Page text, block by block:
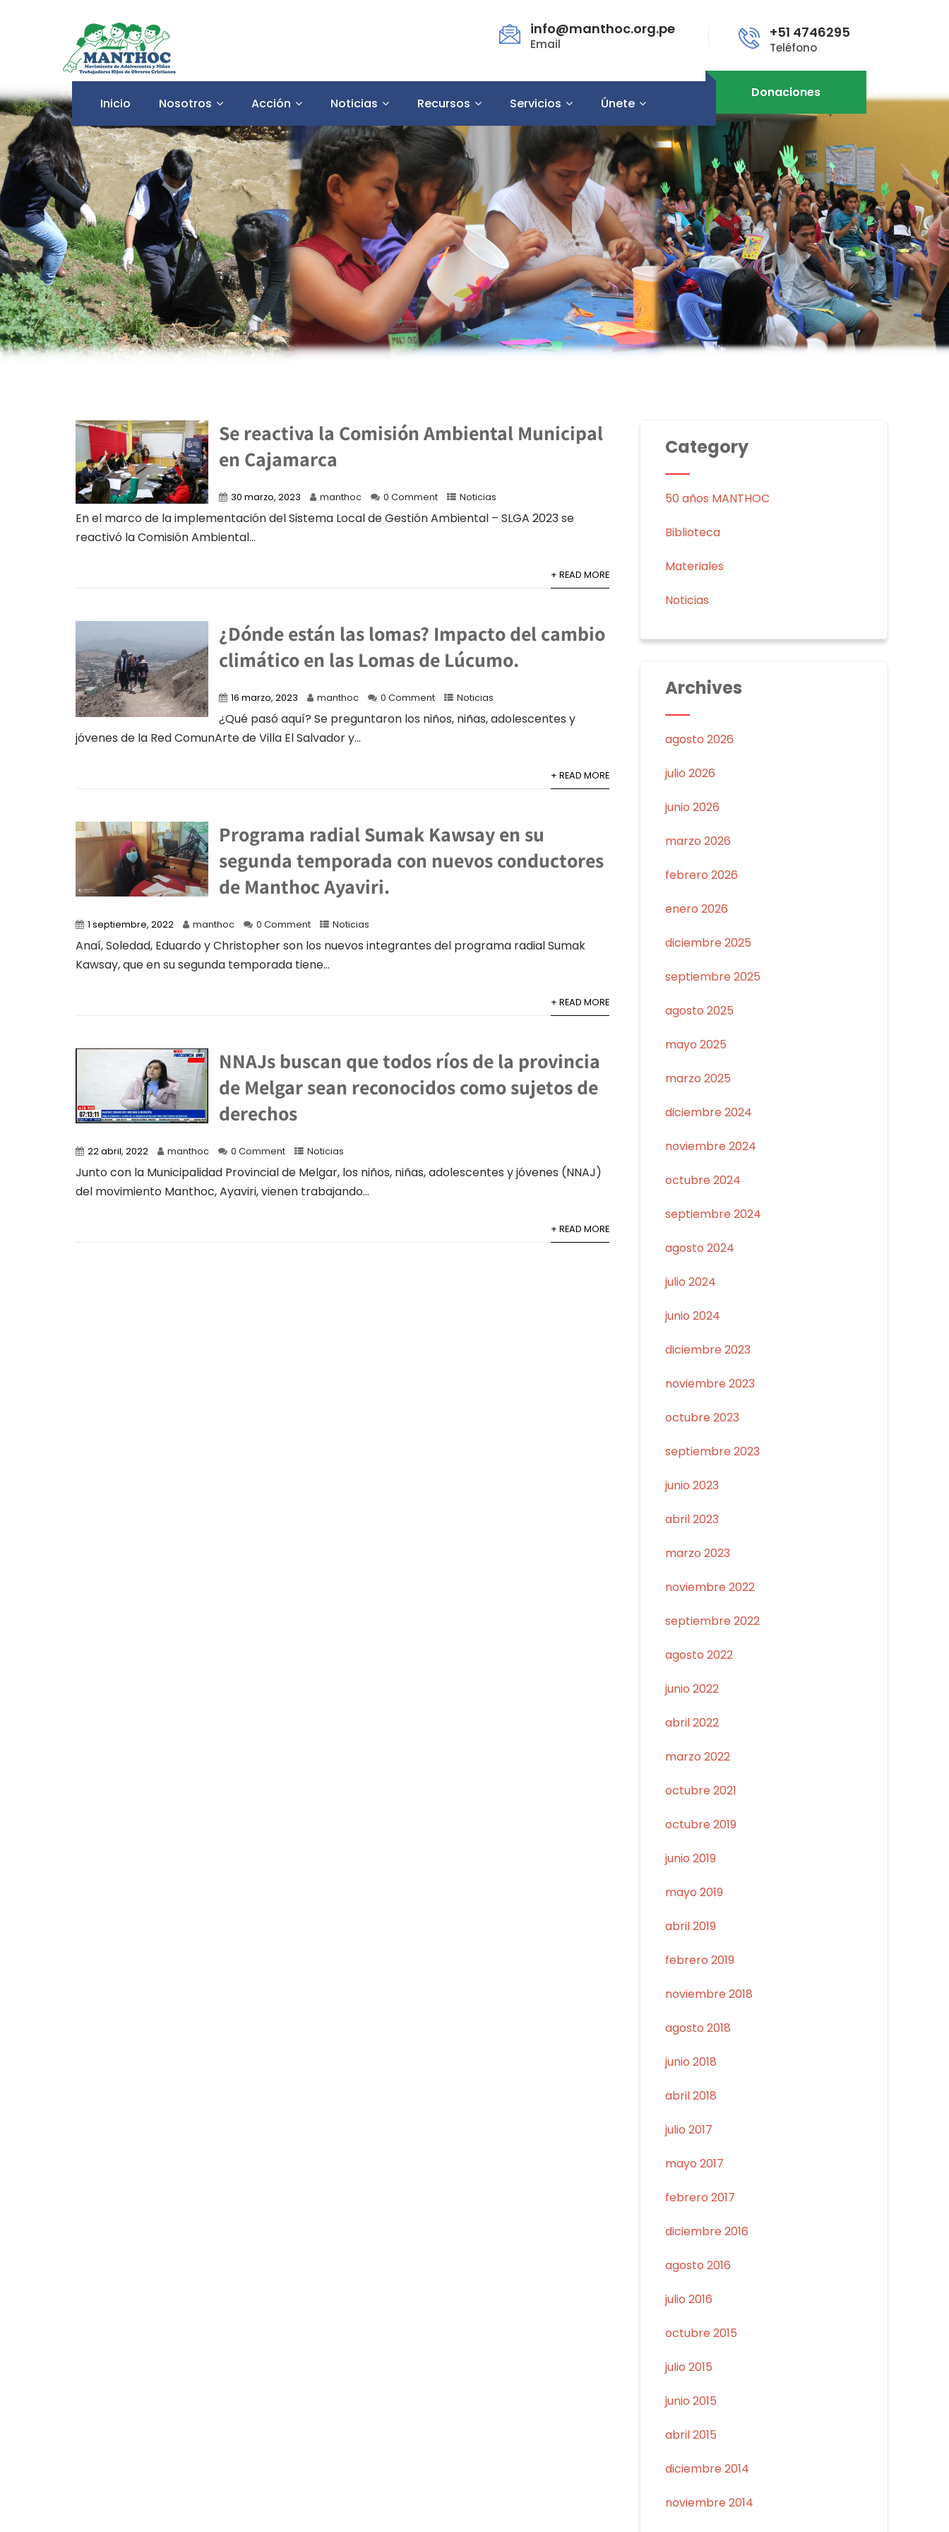
info@manthoc.org.pe
Email
+51 4746295
Teléfono
Inicio Nosotros Acción Noticias Recursos Servicios Únete
Donaciones
Se reactiva la Comisión Ambiental Municipal
en Cajamarca
30 marzo, 2023 manthoc 0 Comment Noticias
En el marco de la implementación del Sistema Local de Gestión Ambiental – SLGA 2023 se
reactivó la Comisión Ambiental...
+ READ MORE
¿Dónde están las lomas? Impacto del cambio
climático en las Lomas de Lúcumo.
16 marzo, 2023 manthoc 0 Comment Noticias
¿Qué pasó aquí? Se preguntaron los niños, niñas, adolescentes y
jóvenes de la Red ComunArte de Villa El Salvador y...
+ READ MORE
Programa radial Sumak Kawsay en su
segunda temporada con nuevos conductores
de Manthoc Ayaviri.
1 septiembre, 2022 manthoc 0 Comment Noticias
Anaí, Soledad, Eduardo y Christopher son los nuevos integrantes del programa radial Sumak
Kawsay, que en su segunda temporada tiene...
+ READ MORE
NNAJs buscan que todos ríos de la provincia
de Melgar sean reconocidos como sujetos de
derechos
22 abril, 2022 manthoc 0 Comment Noticias
Junto con la Municipalidad Provincial de Melgar, los niños, niñas, adolescentes y jóvenes (NNAJ)
del movimiento Manthoc, Ayaviri, vienen trabajando...
+ READ MORE
Category
50 años MANTHOC
Biblioteca
Materiales
Noticias
Archives
agosto 2026
julio 2026
junio 2026
marzo 2026
febrero 2026
enero 2026
diciembre 2025
septiembre 2025
agosto 2025
mayo 2025
marzo 2025
diciembre 2024
noviembre 2024
octubre 2024
septiembre 2024
agosto 2024
julio 2024
junio 2024
diciembre 2023
noviembre 2023
octubre 2023
septiembre 2023
junio 2023
abril 2023
marzo 2023
noviembre 2022
septiembre 2022
agosto 2022
junio 2022
abril 2022
marzo 2022
octubre 2021
octubre 2019
junio 2019
mayo 2019
abril 2019
febrero 2019
noviembre 2018
agosto 2018
junio 2018
abril 2018
julio 2017
mayo 2017
febrero 2017
diciembre 2016
agosto 2016
julio 2016
octubre 2015
julio 2015
junio 2015
abril 2015
diciembre 2014
noviembre 2014